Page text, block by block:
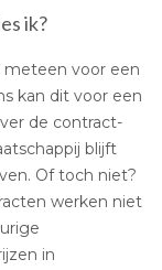
ik?
voor een
kan dit voor een
de contract-
blijft
Of toch niet?
werken niet
in